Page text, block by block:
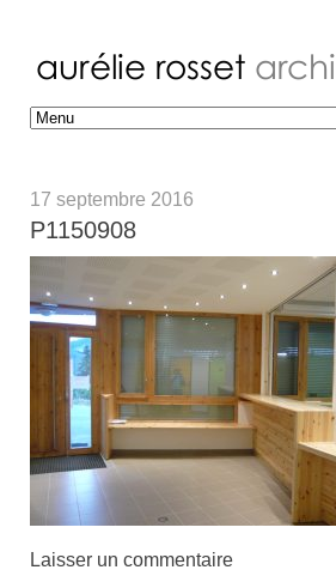
17 septembre 2016
P1150908
Laisser un commentaire